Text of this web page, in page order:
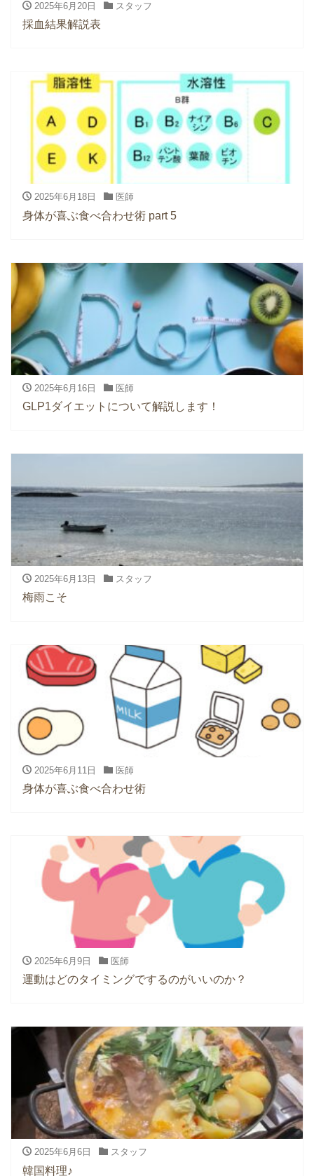
2025年6月20日 スタッフ
採血結果解説表
2025年6月18日 医師
身体が喜ぶ食べ合わせ術 part 5
2025年6月16日 医師
GLP1ダイエットについて解説します！
2025年6月13日 スタッフ
梅雨こそ
2025年6月11日 医師
身体が喜ぶ食べ合わせ術
2025年6月9日 医師
運動はどのタイミングでするのがいいのか？
2025年6月6日 スタッフ
韓国料理♪